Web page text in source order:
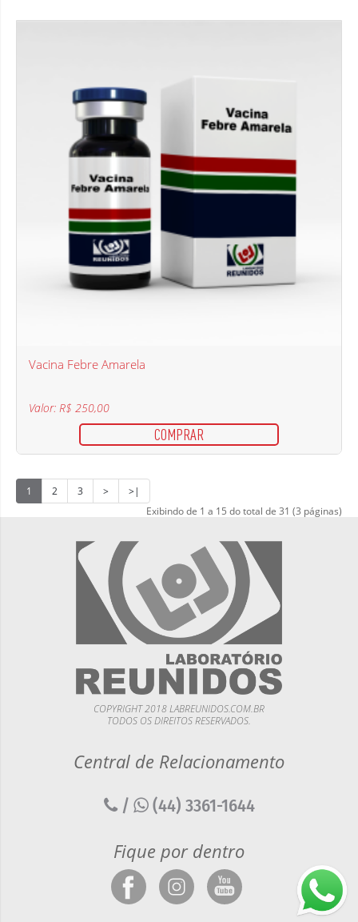
Vacina Febre Amarela
Valor: R$ 250,00
COMPRAR
1 2 3 >
>|
Exibindo de 1 a 15 do total de 31 (3 páginas)
COPYRIGHT 2018 LABREUNIDOS.COM.BR
TODOS OS DIREITOS RESERVADOS.
Central de Relacionamento
/ (44) 3361-1644
Fique por dentro